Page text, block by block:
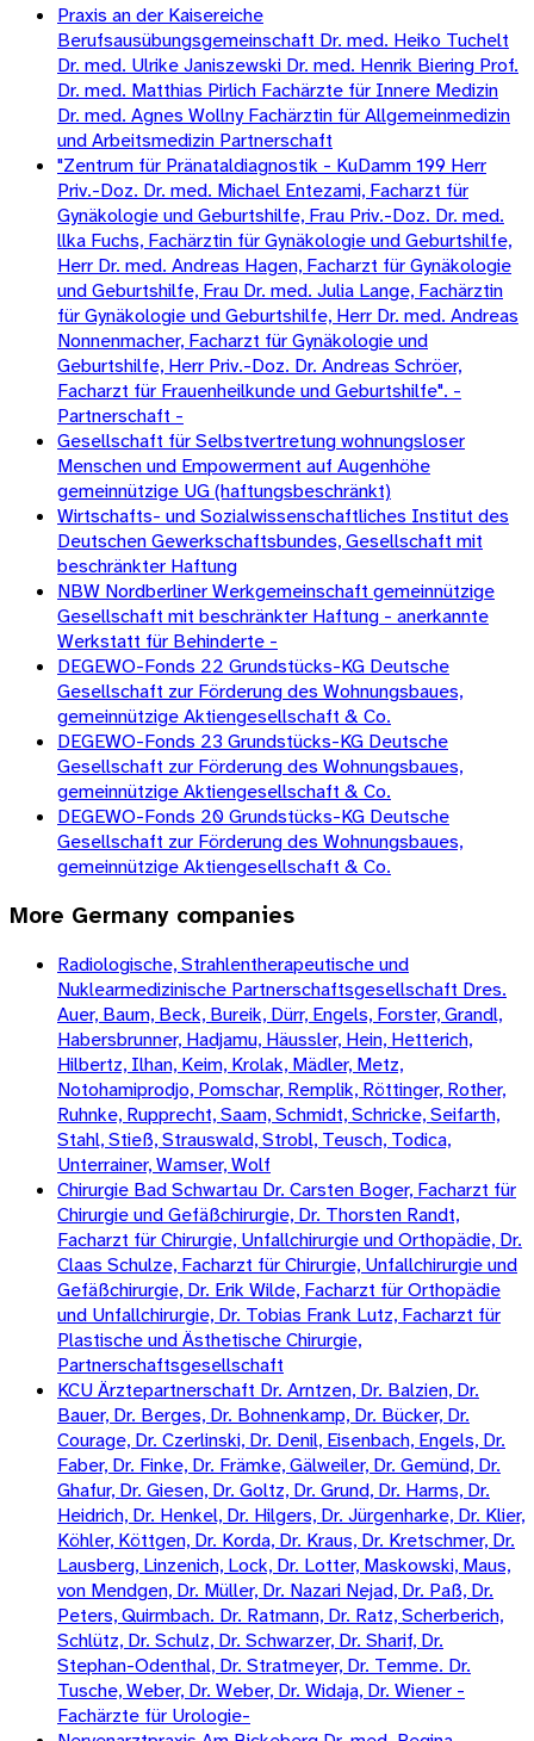
Praxis an der Kaisereiche
Berufsausübungsgemeinschaft Dr. med. Heiko Tuchelt
Dr. med. Ulrike Janiszewski Dr. med. Henrik Biering Prof.
Dr. med. Matthias Pirlich Fachärzte für Innere Medizin
Dr. med. Agnes Wollny Fachärztin für Allgemeinmedizin
und Arbeitsmedizin Partnerschaft
"Zentrum für Pränataldiagnostik - KuDamm 199 Herr
Priv.-Doz. Dr. med. Michael Entezami, Facharzt für
Gynäkologie und Geburtshilfe, Frau Priv.-Doz. Dr. med.
llka Fuchs, Fachärztin für Gynäkologie und Geburtshilfe,
Herr Dr. med. Andreas Hagen, Facharzt für Gynäkologie
und Geburtshilfe, Frau Dr. med. Julia Lange, Fachärztin
für Gynäkologie und Geburtshilfe, Herr Dr. med. Andreas
Nonnenmacher, Facharzt für Gynäkologie und
Geburtshilfe, Herr Priv.-Doz. Dr. Andreas Schröer,
Facharzt für Frauenheilkunde und Geburtshilfe". -
Partnerschaft -
Gesellschaft für Selbstvertretung wohnungsloser
Menschen und Empowerment auf Augenhöhe
gemeinnützige UG (haftungsbeschränkt)
Wirtschafts- und Sozialwissenschaftliches Institut des
Deutschen Gewerkschaftsbundes, Gesellschaft mit
beschränkter Haftung
NBW Nordberliner Werkgemeinschaft gemeinnützige
Gesellschaft mit beschränkter Haftung - anerkannte
Werkstatt für Behinderte -
DEGEWO-Fonds 22 Grundstücks-KG Deutsche
Gesellschaft zur Förderung des Wohnungsbaues,
gemeinnützige Aktiengesellschaft & Co.
DEGEWO-Fonds 23 Grundstücks-KG Deutsche
Gesellschaft zur Förderung des Wohnungsbaues,
gemeinnützige Aktiengesellschaft & Co.
DEGEWO-Fonds 20 Grundstücks-KG Deutsche
Gesellschaft zur Förderung des Wohnungsbaues,
gemeinnützige Aktiengesellschaft & Co.
More Germany companies
Radiologische, Strahlentherapeutische und
Nuklearmedizinische Partnerschaftsgesellschaft Dres.
Auer, Baum, Beck, Bureik, Dürr, Engels, Forster, Grandl,
Habersbrunner, Hadjamu, Häussler, Hein, Hetterich,
Hilbertz, Ilhan, Keim, Krolak, Mädler, Metz,
Notohamiprodjo, Pomschar, Remplik, Röttinger, Rother,
Ruhnke, Rupprecht, Saam, Schmidt, Schricke, Seifarth,
Stahl, Stieß, Strauswald, Strobl, Teusch, Todica,
Unterrainer, Wamser, Wolf
Chirurgie Bad Schwartau Dr. Carsten Boger, Facharzt für
Chirurgie und Gefäßchirurgie, Dr. Thorsten Randt,
Facharzt für Chirurgie, Unfallchirurgie und Orthopädie, Dr.
Claas Schulze, Facharzt für Chirurgie, Unfallchirurgie und
Gefäßchirurgie, Dr. Erik Wilde, Facharzt für Orthopädie
und Unfallchirurgie, Dr. Tobias Frank Lutz, Facharzt für
Plastische und Ästhetische Chirurgie,
Partnerschaftsgesellschaft
KCU Ärztepartnerschaft Dr. Arntzen, Dr. Balzien, Dr.
Bauer, Dr. Berges, Dr. Bohnenkamp, Dr. Bücker, Dr.
Courage, Dr. Czerlinski, Dr. Denil, Eisenbach, Engels, Dr.
Faber, Dr. Finke, Dr. Främke, Gälweiler, Dr. Gemünd, Dr.
Ghafur, Dr. Giesen, Dr. Goltz, Dr. Grund, Dr. Harms, Dr.
Heidrich, Dr. Henkel, Dr. Hilgers, Dr. Jürgenharke, Dr. Klier,
Köhler, Köttgen, Dr. Korda, Dr. Kraus, Dr. Kretschmer, Dr.
Lausberg, Linzenich, Lock, Dr. Lotter, Maskowski, Maus,
von Mendgen, Dr. Müller, Dr. Nazari Nejad, Dr. Paß, Dr.
Peters, Quirmbach. Dr. Ratmann, Dr. Ratz, Scherberich,
Schlütz, Dr. Schulz, Dr. Schwarzer, Dr. Sharif, Dr.
Stephan-Odenthal, Dr. Stratmeyer, Dr. Temme. Dr.
Tusche, Weber, Dr. Weber, Dr. Widaja, Dr. Wiener -
Fachärzte für Urologie-